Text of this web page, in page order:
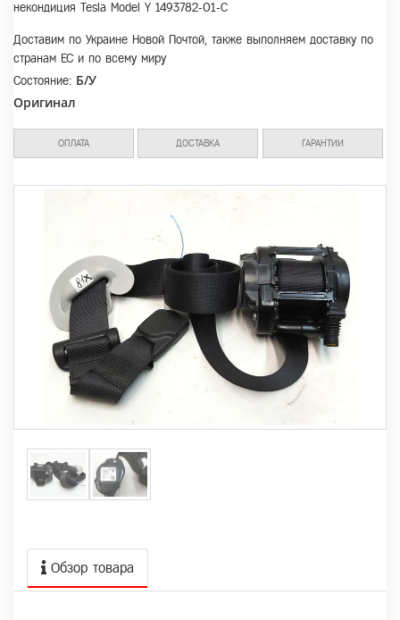
некондиция Tesla Model Y 1493782-01-C
Доставим по Украине Новой Почтой, также выполняем доставку по
странам ЕС и по всему миру
Состояние: Б/У
Оригинал
ОПЛАТА ДОСТАВКА ГАРАНТИИ
Обзор товара